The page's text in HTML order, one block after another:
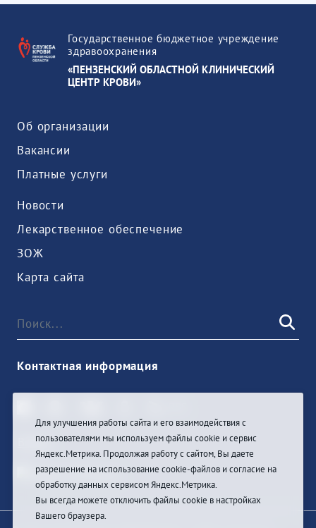
Государственное бюджетное учреждение
здравоохранения
«ПЕНЗЕНСКИЙ ОБЛАСТНОЙ КЛИНИЧЕСКИЙ
ЦЕНТР КРОВИ»
Об организации
Вакансии
Платные услуги
Новости
Лекарственное обеспечение
ЗОЖ
Карта сайта
Контактная информация
Войти
Для улучшения работы сайта и его взаимодействия с
пользователями мы используем файлы cookie и сервис
Яндекс.Метрика. Продолжая работу с сайтом, Вы даете
разрешение на использование cookie-файлов и согласие на
обработку данных сервисом Яндекс.Метрика.
Вы всегда можете отключить файлы cookie в настройках
Вашего браузера.